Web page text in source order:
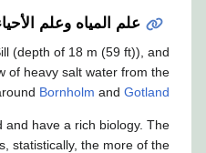
علم المياه وعلم
(depth of 18 m (59 ft)), and
of heavy salt water from the
Bornholm and Gotland
and have a rich biology. The
statistically, the more of the